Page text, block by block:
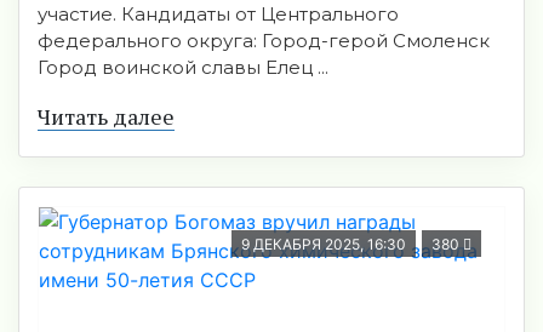
участие. Кандидаты от Центрального
федерального округа: Город-герой Смоленск
Город воинской славы Елец ...
Читать далее
9 ДЕКАБРЯ 2025, 16:30 380